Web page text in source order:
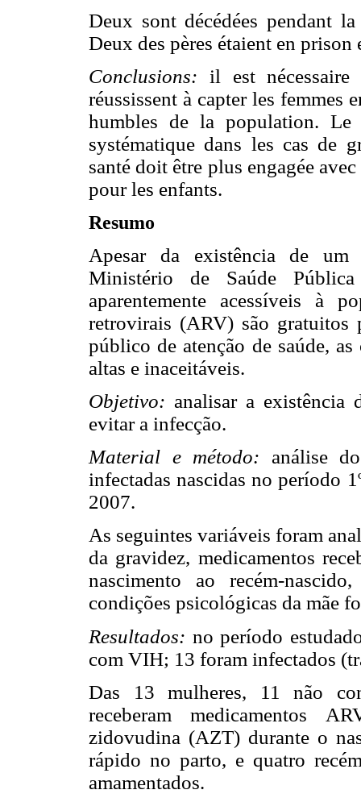
Deux sont décédées pendant
Deux des pères étaient en prison
Conclusions: il est nécessaire
réussissent à capter les femmes
humbles de la population.
systématique dans les cas de
santé doit être plus engagée
pour les enfants.
Resumo
Apesar da existência de
Ministério de Saúde
aparentemente acessíveis à
retrovirais (ARV) são gratuitos
público de atenção de saúde,
altas e inaceitáveis.
Objetivo: analisar a existência
evitar a infecção.
Material e método: análise
infectadas nascidas no período
2007.
As seguintes variáveis foram
da gravidez, medicamentos
nascimento ao recém-
condições psicológicas da mãe
Resultados: no período
com VIH; 13 foram infectados
Das 13 mulheres, 11 não
receberam medicamentos
zidovudina (AZT) durante o
rápido no parto, e quatro
amamentados.